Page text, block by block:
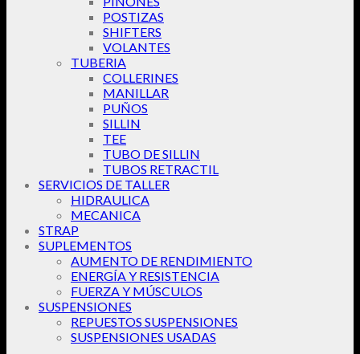
POSTIZAS
SHIFTERS
VOLANTES
TUBERIA
COLLERINES
MANILLAR
PUÑOS
SILLIN
TEE
TUBO DE SILLIN
TUBOS RETRACTIL
SERVICIOS DE TALLER
HIDRAULICA
MECANICA
STRAP
SUPLEMENTOS
AUMENTO DE RENDIMIENTO
ENERGÍA Y RESISTENCIA
FUERZA Y MÚSCULOS
SUSPENSIONES
REPUESTOS SUSPENSIONES
SUSPENSIONES USADAS